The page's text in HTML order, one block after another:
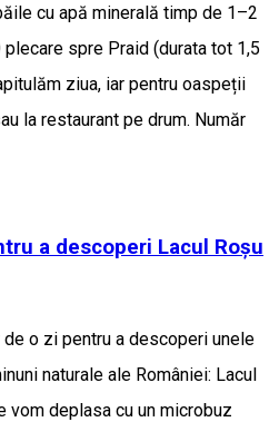
cu apă minerală timp de 1–2
plecare spre Praid (durata tot 1,5
ziua, iar pentru oaspeții
la restaurant pe drum. Număr
a descoperi Lacul Roșu
o zi pentru a descoperi unele
naturale ale României: Lacul
vom deplasa cu un microbuz